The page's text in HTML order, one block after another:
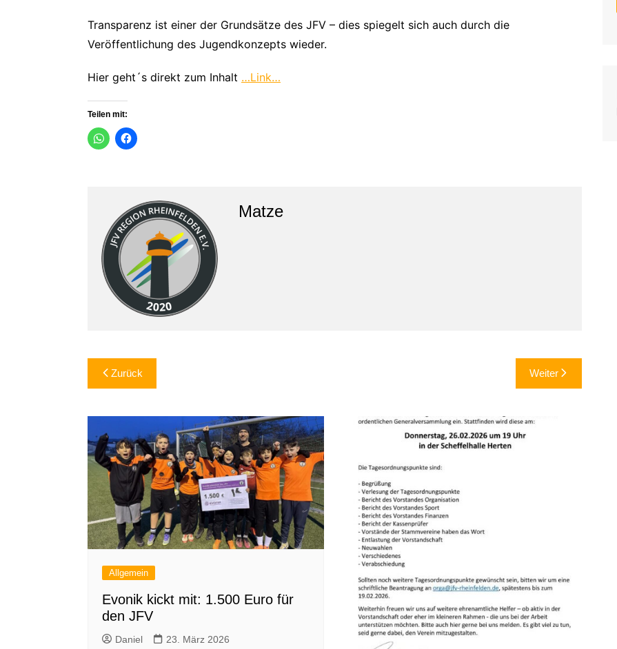
Transparenz ist einer der Grundsätze des JFV – dies spiegelt sich auch durch die
Veröffentlichung des Jugendkonzepts wieder.
Hier geht´s direkt zum Inhalt …Link…
Teilen mit:
Matze
Beitragsnavigation
Zurück Weiter
Allgemein
Evonik kickt mit: 1.500 Euro für
den JFV
Daniel 23. März 2026